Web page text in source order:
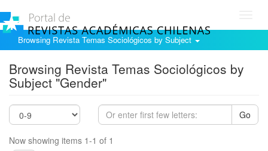
Browsing Revista Temas Sociológicos by Subject
Browsing Revista Temas Sociológicos by
Subject "Gender"
Go
Now showing items 1-1 of 1